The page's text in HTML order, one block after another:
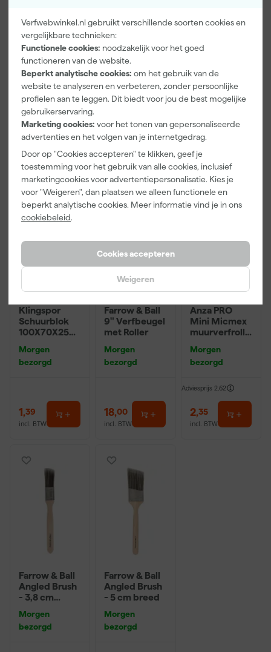
Verfwebwinkel.nl gebruikt verschillende soorten cookies en
vergelijkbare technieken:
Functionele cookies: noodzakelijk voor het goed
functioneren van de website.
Beperkt analytische cookies: om het gebruik van de
website te analyseren en verbeteren, zonder persoonlijke
profielen aan te leggen. Dit biedt voor jou de best mogelijke
gebruikerservaring.
Marketing cookies: voor het tonen van gepersonaliseerde
advertenties en het volgen van je internetgedrag.
Door op "Cookies accepteren" te klikken, geef je
toestemming voor het gebruik van alle cookies, inclusief
marketingcookies voor advertentiepersonalisatie. Kies je
voor "Weigeren", dan plaatsen we alleen functionele en
beperkt analytische cookies. Meer informatie vind je in ons
cookiebeleid.
Cookies accepteren
Weigeren
Paintura
Lucamax
50mx24mm
Morgen
bezorgd
Adviesprijs 6,00
incl. BTW
Farrow & Ball
F&B
Kleurenwaaie
r
Morgen
bezorgd
incl. BTW
Go!Paint Roll
12cm Roller -
0,5L + 5
Inzetbakken
Morgen
bezorgd
incl. BTW
Klingspor
Schuurblok
100X70X25m
P220
Morgen
bezorgd
1,39
incl. BTW
Farrow & Ball
9" Verfbeugel
met Roller
Morgen
bezorgd
18,00
incl. BTW
Anza PRO
Mini Micmex
muurverfrolle
Morgen
bezorgd
Adviesprijs 2,62
2,35
incl. BTW
Farrow & Ball
Angled Brush
- 3,8 cm
Morgen
bezorgd
Farrow & Ball
Angled Brush
- 5 cm breed
Morgen
bezorgd